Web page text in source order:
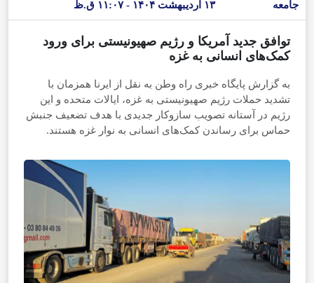
جامعه ۱۳ اردیبهشت ۱۴۰۴ - ۱۱:۰۷ ق.ظ
توافق جدید آمریکا و رژیم صهیونیستی برای ورود
کمک‌های انسانی به غزه
به گزارش پایگاه خبری راه وطن به نقل از ایرنا همزمان با
تشدید حملات رژیم صهیونیستی به غزه، ایالات متحده و این
رژیم در آستانه تصویب سازوکار جدیدی با هدف تضعیف جنبش
حماس برای رساندن کمک‌های انسانی به نوار غزه هستند.